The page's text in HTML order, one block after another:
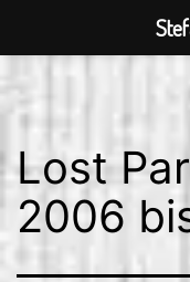
Inhalt
springen
Lost
2006